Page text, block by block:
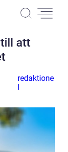
att
redaktione
l